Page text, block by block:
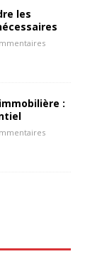
les
: